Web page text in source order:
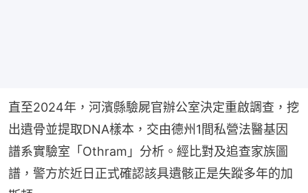
直至2024年，河濱縣驗屍官辦公室決定重啟調查，挖
出遺骨並提取DNA樣本，交由德州1間私營法醫基因
譜系實驗室「Othram」分析。經比對及追查家族圖
譜，警方於近日正式確認該具遺骸正是失蹤多年的加